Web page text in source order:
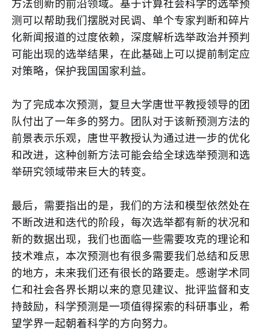
方法创新的前沿领域。基于计算社会科学的选举预
测可以帮助我们摆脱对民调、单个专家判断和碎片
化新闻报道的过度依赖，深度解析选举政治并预判
可能出现的选举结果，在此基础上可以提前制定应
对策略，保护我国国家利益。
为了完成本次预测，复旦大学唐世平教授领导的团
队付出了一年多的努力。团队对于该新预测方法的
前景表示乐观，唐世平教授认为通过进一步的优化
和改进，这种创新方法可能会给全球选举预测和选
举研究领域带来巨大的转变。
最后，需要指出的是，我们的方法和模型依然处在
不断改进和迭代的阶段，每次选举都有新的状况和
新的数据出现，我们也面临一些需要攻克的理论和
技术难点，本次预测也有很多需要我们总结和反思
的地方，未来我们还有很长的路要走。感谢学术同
仁和社会各界长期以来的意见建议、批评监督和支
持鼓励，科学预测是一项值得探索的科研事业，希
望学界一起朝着科学的方向努力。